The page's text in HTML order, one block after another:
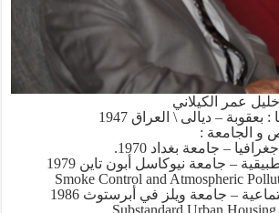
عمر الكيلاني
بعقوبة – ديالى \ العراق 1947
و الجامعة :
– جامعة بغداد 1970.
- ماجستير جغرافيا تطبيقية – جامعة نيوكاسل أبون تاين 1979
Smoke Control and Atmospheric
-دكتوراه جغرافية اجتماعية – جامعة ويلز في أبرستوث 1986